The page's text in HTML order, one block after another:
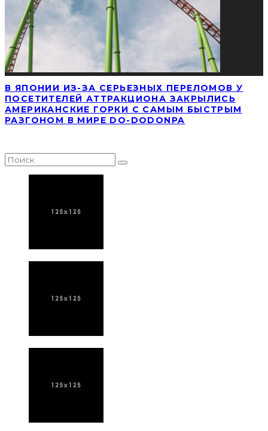
В ЯПОНИИ ИЗ-ЗА СЕРЬЕЗНЫХ ПЕРЕЛОМОВ У
ПОСЕТИТЕЛЕЙ АТТРАКЦИОНА ЗАКРЫЛИСЬ
АМЕРИКАНСКИЕ ГОРКИ С САМЫМ БЫСТРЫМ
РАЗГОНОМ В МИРЕ DO-DODONPA